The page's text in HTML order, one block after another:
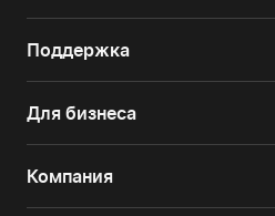
Поддержка
Для бизнеса
Компания